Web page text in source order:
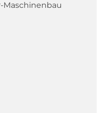
Maschinenbau